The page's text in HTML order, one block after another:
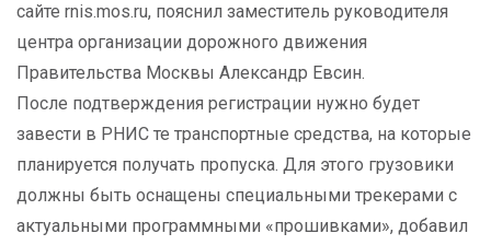
сайте rnis.mos.ru, пояснил заместитель руководителя
центра организации дорожного движения
Правительства Москвы Александр Евсин.
После подтверждения регистрации нужно будет
завести в РНИС те транспортные средства, на которые
планируется получать пропуска. Для этого грузовики
должны быть оснащены специальными трекерами с
актуальными программными «прошивками», добавил